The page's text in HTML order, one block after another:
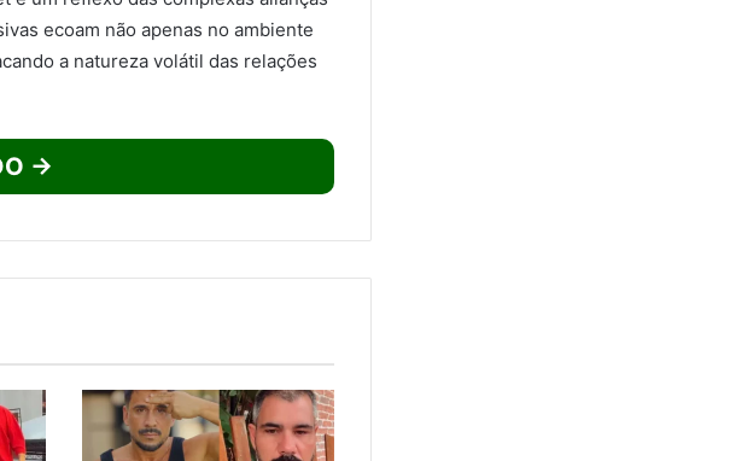
ecoam não apenas no ambiente
a natureza volátil das relações
→